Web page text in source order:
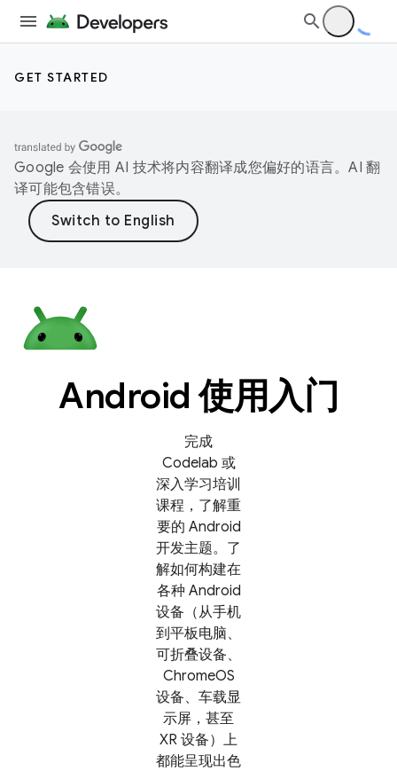
GET STARTED
Google 会使用 AI 技术将内容翻译成您偏好的语言。AI 翻
译可能包含错误。
Android 使用入门
完成
Codelab 或
深入学习培训
课程，了解重
要的 Android
开发主题。了
解如何构建在
各种 Android
设备（从手机
到平板电脑、
可折叠设备、
ChromeOS
设备、车载显
示屏，甚至
XR 设备）上
都能呈现出色